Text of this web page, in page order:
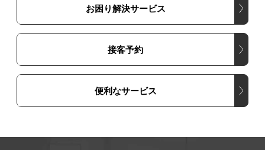
お困り解決サービス
接客予約
便利なサービス